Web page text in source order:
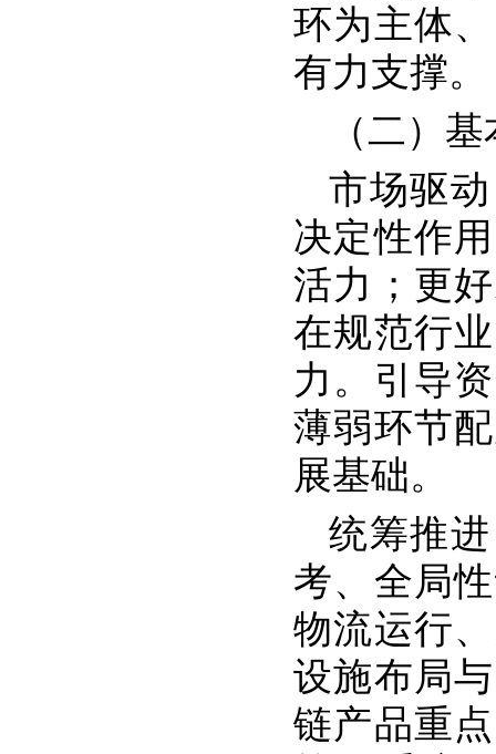
环为主体
有力支撑。
（二）
市场驱
决定性作
活力；更
在规范行
力。引导
薄弱环节
展基础。
统筹推
考、全局
物流运行
设施布局
链产品重